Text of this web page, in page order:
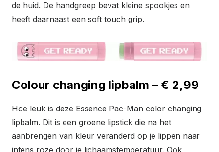
de huid. De handgreep bevat kleine spookjes en
heeft daarnaast een soft touch grip.
Colour changing lipbalm – € 2,99
Hoe leuk is deze Essence Pac-Man color changing
lipbalm. Dit is een groene lipstick die na het
aanbrengen van kleur veranderd op je lippen naar
intens roze door je lichaamstemperatuur. Ook